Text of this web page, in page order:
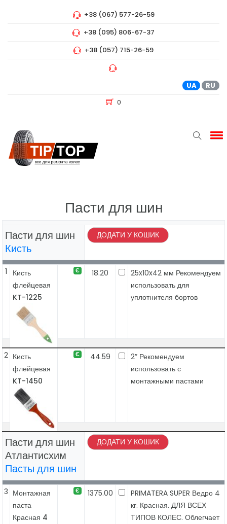
+38 (067) 577-26-59
+38 (095) 806-67-37
+38 (057) 715-26-59
UA
RU
0
Пасти для шин
Пасти для шин
Кисть
ДОДАТИ У КОШИК
1
Кисть
флейцевая
KT-1225
Є 18.20
25x10x42 мм Рекомендуем
использовать для
уплотнителя бортов
2 Кисть
флейцевая
KT-1450
Є 44.59
2” Рекомендуем
использовать с
монтажными пастами
Пасти для шин
Атлантисхим
Пасты для шин
ДОДАТИ У КОШИК
3 Монтажная
паста
Красная 4
Є 1375.00
PRIMATERA SUPER Ведро 4
кг. Красная. ДЛЯ ВСЕХ
ТИПОВ КОЛЕС. Облегчает